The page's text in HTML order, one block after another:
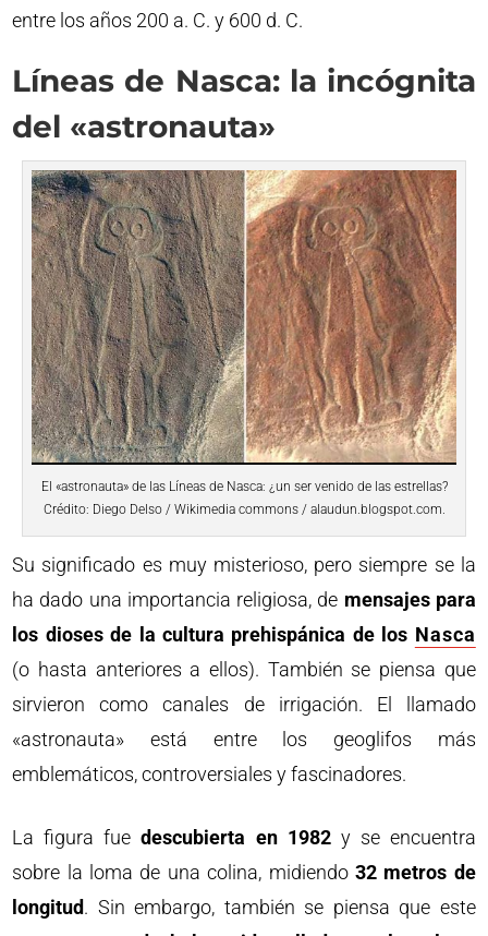
entre los años 200 a. C. y 600 d. C.
Líneas de Nasca: la incógnita
del «astronauta»
El «astronauta» de las Líneas de Nasca: ¿un ser venido de las estrellas?
Crédito: Diego Delso / Wikimedia commons / alaudun.blogspot.com.
Su significado es muy misterioso, pero siempre se la
ha dado una importancia religiosa, de mensajes para
los dioses de la cultura prehispánica de los Nasca
(o hasta anteriores a ellos). También se piensa que
sirvieron como canales de irrigación. El llamado
«astronauta» está entre los geoglifos más
emblemáticos, controversiales y fascinadores.
La figura fuedescubierta en 1982y se encuentra
sobre la loma de una colina, midiendo 32 metros de
longitud. Sin embargo, también se piensa que este